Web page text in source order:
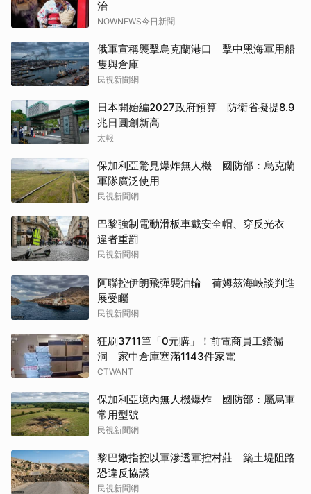
治
NOWNEWS今日新聞
俄軍宣稱襲擊烏克蘭港口 擊中黑海軍用船
隻與倉庫
民視新聞網
日本開始編2027政府預算 防衛省擬提8.9
兆日圓創新高
太報
保加利亞驚見爆炸無人機 國防部：烏克蘭
軍隊廣泛使用
民視新聞網
巴黎強制電動滑板車戴安全帽、穿反光衣
違者重罰
民視新聞網
阿聯控伊朗飛彈襲油輪 荷姆茲海峽談判進
展受矚
民視新聞網
狂刷3711筆「0元購」！前電商員工鑽漏
洞 家中倉庫塞滿1143件家電
CTWANT
保加利亞境內無人機爆炸 國防部：屬烏軍
常用型號
民視新聞網
黎巴嫩指控以軍滲透軍控村莊 築土堤阻路
恐違反協議
民視新聞網